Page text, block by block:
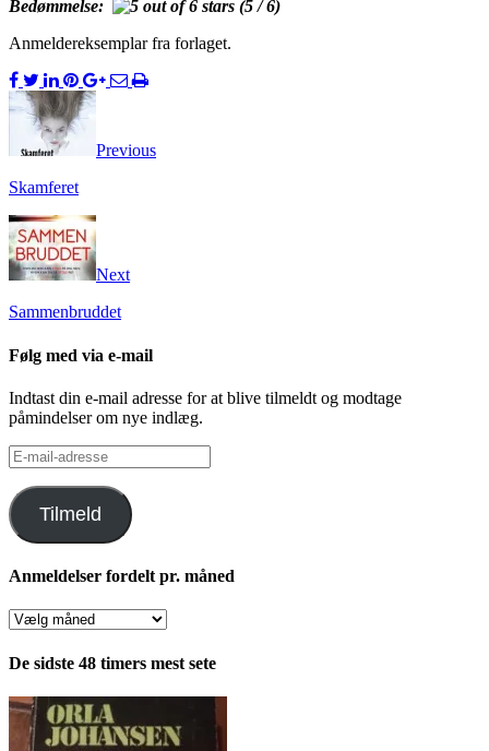
Bedømmelse:
(5 / 6)
Anmeldereksemplar fra forlaget.
Previous
Skamferet
Next
Sammenbruddet
Følg med via e-mail
Indtast din e-mail adresse for at blive tilmeldt og modtage
påmindelser om nye indlæg.
E-
mail-
adresse
Tilmeld
Anmeldelser fordelt pr. måned
Anmeldelser
pr.
De sidste 48 timers mest sete